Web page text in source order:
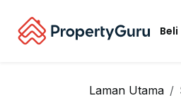
Beli
Laman Utama